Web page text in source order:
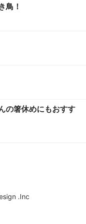
鳥！
の箸休めにもおすす
.Inc